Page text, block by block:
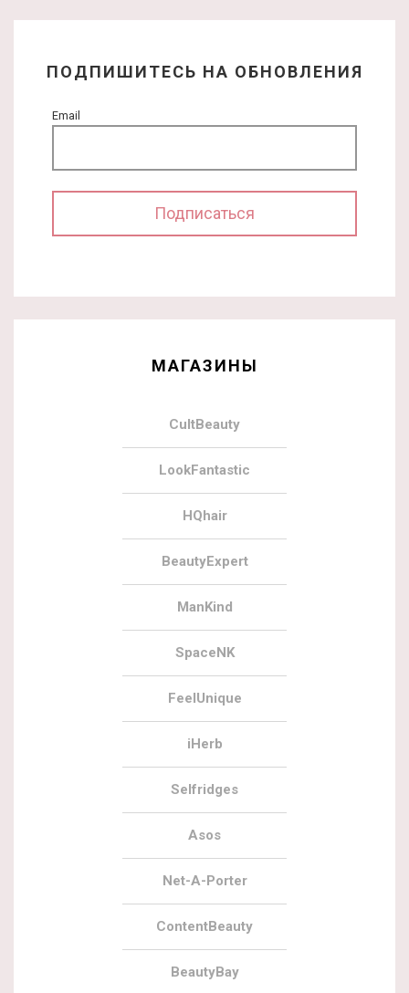
ПОДПИШИТЕСЬ НА ОБНОВЛЕНИЯ
Email
МАГАЗИНЫ
CultBeauty
LookFantastic
HQhair
BeautyExpert
ManKind
SpaceNK
FeelUnique
iHerb
Selfridges
Asos
Net-A-Porter
ContentBeauty
BeautyBay